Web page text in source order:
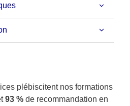
plébiscitent nos formations
93 % de recommandation en